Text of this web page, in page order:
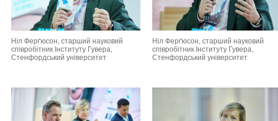
Ніл Ферґюсон, cтарший науковий
співробітник Інституту Гувера,
Стенфордський університет
Ніл Ферґюсон, cтарший науковий
співробітник Інституту Гувера,
Стенфордський університет